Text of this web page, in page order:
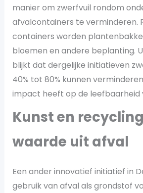
manier om zwerfvuil rondom
afvalcontainers te verminderen.
containers worden
bloemen en andere beplanting.
blijkt dat dergelijke initiatieven
40% tot 80% kunnen
impact heeft op de leefbaarheid
Kunst en
waarde uit afval
Een ander innovatief initiatief in
gebruik van afval als grondstof